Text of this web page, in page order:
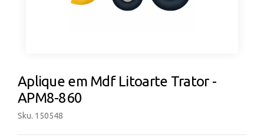
Aplique em Mdf Litoarte Trator -
APM8-860
Sku. 150548